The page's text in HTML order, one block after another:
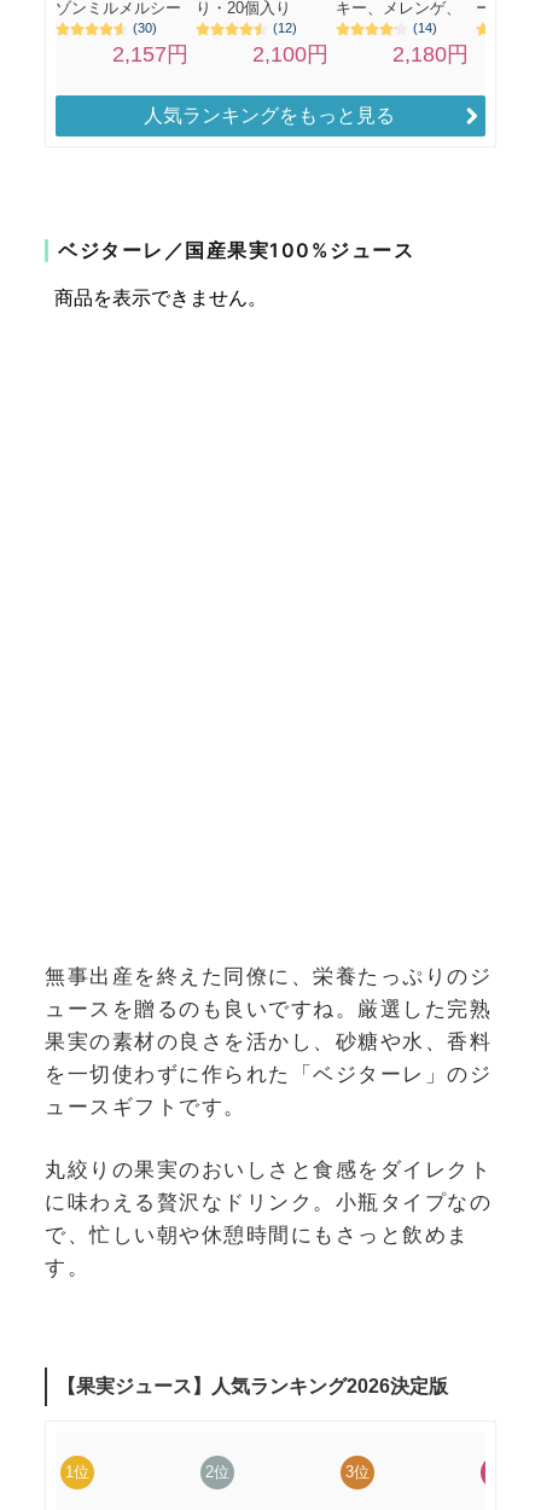
人気ランキングをもっと見る
ベジターレ／国産果実100%ジュース
無事出産を終えた同僚に、栄養たっぷりのジ
ュースを贈るのも良いですね。厳選した完熟
果実の素材の良さを活かし、砂糖や水、香料
を一切使わずに作られた「ベジターレ」のジ
ュースギフトです。
丸絞りの果実のおいしさと食感をダイレクト
に味わえる贅沢なドリンク。小瓶タイプなの
で、忙しい朝や休憩時間にもさっと飲めま
す。